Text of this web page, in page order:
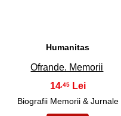
Humanitas
Ofrande. Memorii
14 ,45
Biografii Memorii & Jurnale